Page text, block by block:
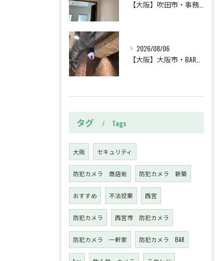
2026/08/06
タグ Tags
大阪 セキュリティ
防犯カメラ 商店街 防犯カメラ 新築
おすすめ 不法投棄 西宮
防犯カメラ 西宮市 防犯カメラ
防犯カメラ 一軒家 防犯カメラ BAR